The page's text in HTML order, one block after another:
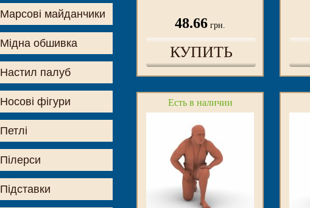
Марсові майданчики
Мідна обшивка
Настил палуб
Носові фігури
Петлі
Пілерси
Підставки
48.66 грн.
КУПИТЬ
Есть в наличии